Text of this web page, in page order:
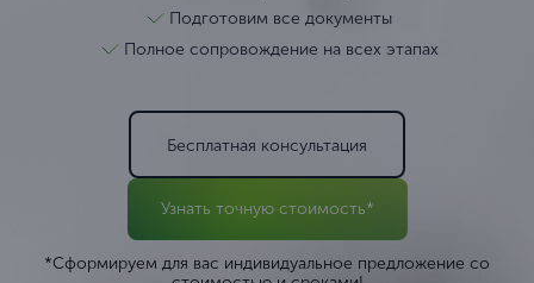
Подготовим все документы
Полное сопровождение на всех этапах
Бесплатная консультация
Узнать точную стоимость*
*Сформируем для вас индивидуальное предложение со